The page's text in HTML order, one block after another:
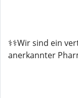
⚕️⚕️Wir sind ein
anerkannter